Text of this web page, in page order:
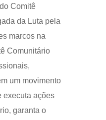
Comitê
da Luta pela
marcos na
Comunitário
um movimento
executa ações
garanta o